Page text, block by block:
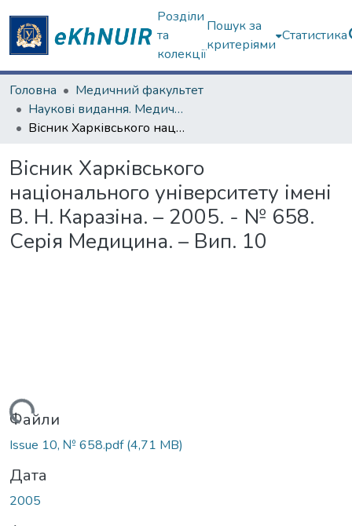
Розділи
та
колекції
Пошук за
критеріями
Статистика
Головна
Медичний факультет
Наукові видання. Медичний факультет
Вісник Харківського національного університету імені В. Н. Каразіна. – 2005. - № 658. Cерія Медицина. – Вип. 10
Вісник Харківського
національного університету імені
В. Н. Каразіна. – 2005. - № 658.
Cерія Медицина. – Вип. 10
Файли
Issue 10, № 658.pdf(4,71 MB)
Дата
2005